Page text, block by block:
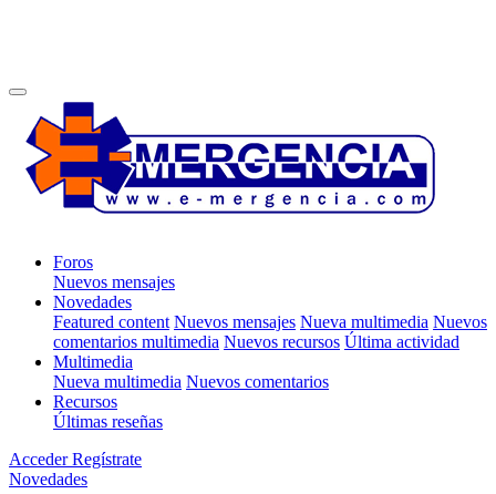
Foros
Nuevos mensajes
Novedades
Featured content Nuevos mensajes Nueva multimedia Nuevos
comentarios multimedia Nuevos recursos Última actividad
Multimedia
Nueva multimedia Nuevos comentarios
Recursos
Últimas reseñas
Acceder Regístrate
Novedades